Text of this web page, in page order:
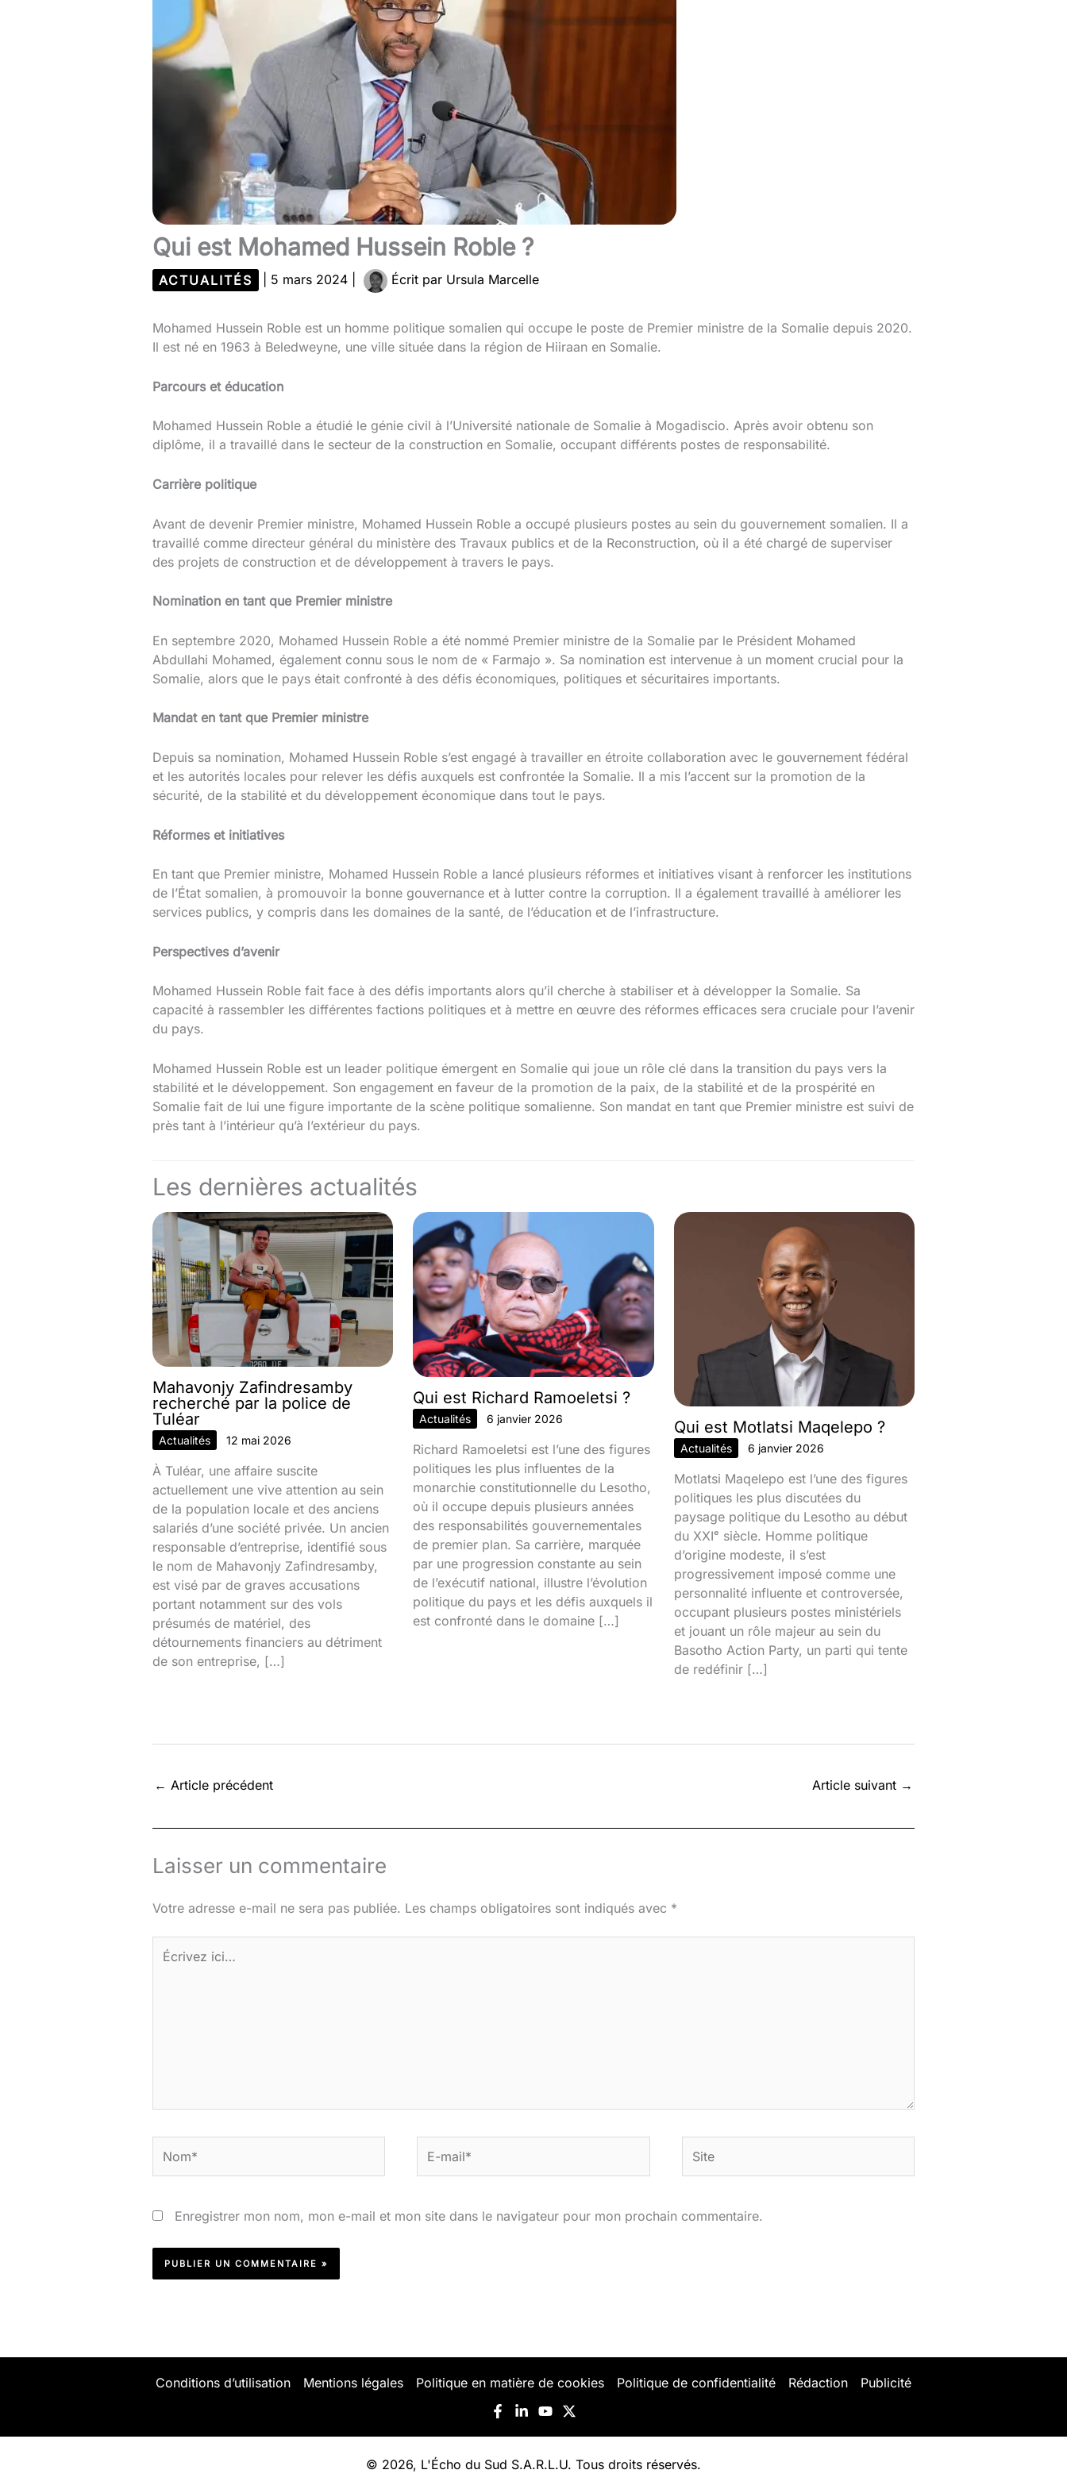
Qui est Mohamed Hussein Roble ?
ACTUALITÉS 5 mars 2024 Écrit par Ursula Marcelle
Mohamed Hussein Roble est un homme politique somalien qui occupe le poste de Premier ministre de la Somalie depuis 2020.
Il est né en 1963 à Beledweyne, une ville située dans la région de Hiiraan en Somalie.
Parcours et éducation
Mohamed Hussein Roble a étudié le génie civil à l’Université nationale de Somalie à Mogadiscio. Après avoir obtenu son
diplôme, il a travaillé dans le secteur de la construction en Somalie, occupant différents postes de responsabilité.
Carrière politique
Avant de devenir Premier ministre, Mohamed Hussein Roble a occupé plusieurs postes au sein du gouvernement somalien. Il a
travaillé comme directeur général du ministère des Travaux publics et de la Reconstruction, où il a été chargé de superviser
des projets de construction et de développement à travers le pays.
Nomination en tant que Premier ministre
En septembre 2020, Mohamed Hussein Roble a été nommé Premier ministre de la Somalie par le Président Mohamed
Abdullahi Mohamed, également connu sous le nom de « Farmajo ». Sa nomination est intervenue à un moment crucial pour la
Somalie, alors que le pays était confronté à des défis économiques, politiques et sécuritaires importants.
Mandat en tant que Premier ministre
Depuis sa nomination, Mohamed Hussein Roble s’est engagé à travailler en étroite collaboration avec le gouvernement fédéral
et les autorités locales pour relever les défis auxquels est confrontée la Somalie. Il a mis l’accent sur la promotion de la
sécurité, de la stabilité et du développement économique dans tout le pays.
Réformes et initiatives
En tant que Premier ministre, Mohamed Hussein Roble a lancé plusieurs réformes et initiatives visant à renforcer les institutions
de l’État somalien, à promouvoir la bonne gouvernance et à lutter contre la corruption. Il a également travaillé à améliorer les
services publics, y compris dans les domaines de la santé, de l’éducation et de l’infrastructure.
Perspectives d’avenir
Mohamed Hussein Roble fait face à des défis importants alors qu’il cherche à stabiliser et à développer la Somalie. Sa
capacité à rassembler les différentes factions politiques et à mettre en œuvre des réformes efficaces sera cruciale pour l’avenir
du pays.
Mohamed Hussein Roble est un leader politique émergent en Somalie qui joue un rôle clé dans la transition du pays vers la
stabilité et le développement. Son engagement en faveur de la promotion de la paix, de la stabilité et de la prospérité en
Somalie fait de lui une figure importante de la scène politique somalienne. Son mandat en tant que Premier ministre est suivi de
près tant à l’intérieur qu’à l’extérieur du pays.
Les dernières actualités
Mahavonjy Zafindresamby
recherché par la police de
Tuléar
Actualités 12 mai 2026
À Tuléar, une affaire suscite
actuellement une vive attention au sein
de la population locale et des anciens
salariés d’une société privée. Un ancien
responsable d’entreprise, identifié sous
le nom de Mahavonjy Zafindresamby,
est visé par de graves accusations
portant notamment sur des vols
présumés de matériel, des
détournements financiers au détriment
de son entreprise, […]
Qui est Richard Ramoeletsi ?
Actualités 6 janvier 2026
Richard Ramoeletsi est l’une des figures
politiques les plus influentes de la
monarchie constitutionnelle du Lesotho,
où il occupe depuis plusieurs années
des responsabilités gouvernementales
de premier plan. Sa carrière, marquée
par une progression constante au sein
de l’exécutif national, illustre l’évolution
politique du pays et les défis auxquels il
est confronté dans le domaine […]
Qui est Motlatsi Maqelepo ?
Actualités 6 janvier 2026
Motlatsi Maqelepo est l’une des figures
politiques les plus discutées du
paysage politique du Lesotho au début
du XXIᵉ siècle. Homme politique
d’origine modeste, il s’est
progressivement imposé comme une
personnalité influente et controversée,
occupant plusieurs postes ministériels
et jouant un rôle majeur au sein du
Basotho Action Party, un parti qui tente
de redéfinir […]
← Article précédent Article suivant →
Laisser un commentaire
Votre adresse e-mail ne sera pas publiée. Les champs obligatoires sont indiqués avec *
ici…
mail*
Enregistrer mon nom, mon e-mail et mon site dans le navigateur pour mon prochain commentaire.
Conditions d’utilisation Mentions légales Politique en matière de cookies Politique de confidentialité Rédaction Publicité
© 2026, L'Écho du Sud S.A.R.L.U. Tous droits réservés.